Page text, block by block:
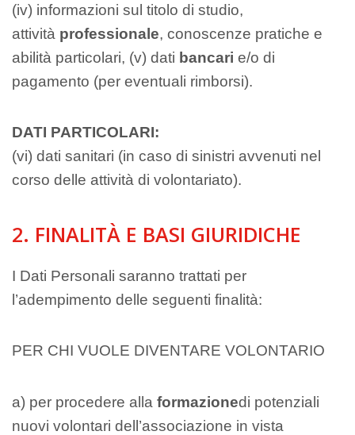
(iv) informazioni sul titolo di studio,
attività professionale, conoscenze pratiche e
abilità particolari, (v) dati bancari e/o di
pagamento (per eventuali rimborsi).
DATI PARTICOLARI:
(vi) dati sanitari (in caso di sinistri avvenuti nel
corso delle attività di volontariato).
2. FINALITÀ E BASI GIURIDICHE
I Dati Personali saranno trattati per
l’adempimento delle seguenti finalità:
PER CHI VUOLE DIVENTARE VOLONTARIO
a) per procedere alla formazionedi potenziali
nuovi volontari dell’associazione in vista